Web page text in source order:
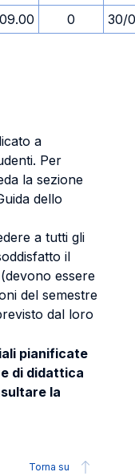
09.00 0 30/
a
Per
la sezione
dello
a tutti gli
il
essere
del semestre
dal loro
pianificate
di didattica
la
Torna su